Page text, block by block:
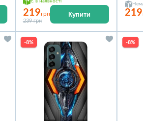
Є в наявності
219грн
239 грн
Купити 219
-8% -8%